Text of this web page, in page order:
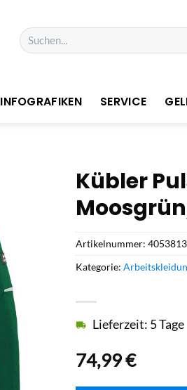
Suchen
nach:
INFOGRAFIKEN SERVICE
Kübler
74,99€
Lieferzeit: 5 Tage
Artikelnummer:
Kategorie: